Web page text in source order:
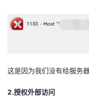
这是因为我们没有给服务
2.授权外部访问